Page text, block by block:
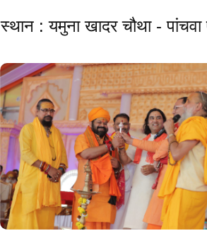
स्थान : यमुना खादर चौथा -